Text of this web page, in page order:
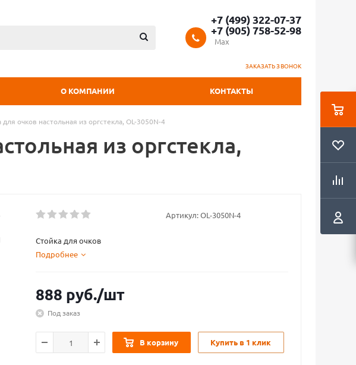
+7 (499) 322-07-37
+7 (905) 758-52-98
Max
ЗАКАЗАТЬ ЗВОНОК
О КОМПАНИИ КОНТАКТЫ
для очков настольная из оргстекла, OL-3050N-4
из оргстекла,
Артикул: OL-3050N-4
Стойка для очков
Подробнее
888 руб./шт
Под заказ
В корзину Купить в 1 клик